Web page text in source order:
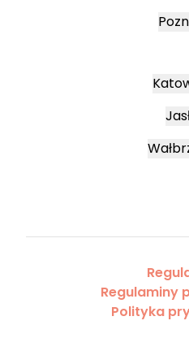
Regulaminy
Polityka